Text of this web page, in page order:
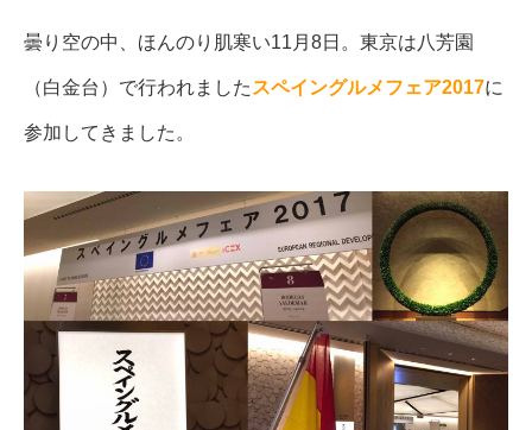
曇り空の中、ほんのり肌寒い11月8日。東京は八芳園
（白金台）で行われました スペイングルメフェア2017に
参加してきました。